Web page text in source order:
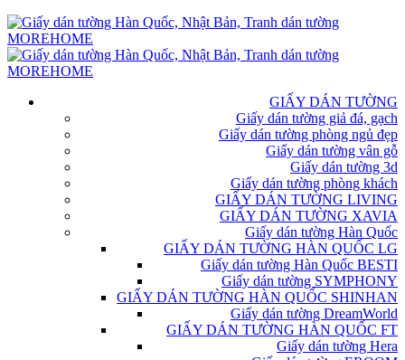
GIẤY DÁN TƯỜNG
Giấy dán tường giả đá, gạch
Giấy dán tường phòng ngủ đẹp
Giấy dán tường vân gỗ
Giấy dán tường 3d
Giấy dán tường phòng khách
GIẤY DÁN TƯỜNG LIVING
GIẤY DÁN TƯỜNG XAVIA
Giấy dán tường Hàn Quốc
GIẤY DÁN TƯỜNG HÀN QUỐC LG
Giấy dán tường Hàn Quốc BESTI
Giấy dán tường SYMPHONY
GIẤY DÁN TƯỜNG HÀN QUỐC SHINHAN
Giấy dán tường DreamWorld
GIẤY DÁN TƯỜNG HÀN QUỐC FT
Giấy dán tường Hera